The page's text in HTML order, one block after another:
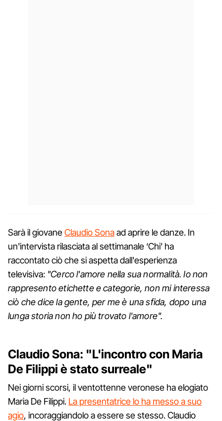
Sarà il giovaneClaudio Sonaad aprire le danze. In
un'intervista rilasciata al settimanale ‘Chi' ha
raccontato ciò che si aspetta dall'esperienza
televisiva: "Cerco l'amore nella sua normalità. Io non
rappresento etichette e categorie, non mi interessa
ciò che dice la gente, per me è una sfida, dopo una
lunga storia non ho più trovato l'amore".
Claudio Sona: "L'incontro con Maria
De Filippi è stato surreale"
Nei giorni scorsi, il ventottenne veronese ha elogiato
Maria De Filippi. La presentatrice lo ha messo a suo
agio, incoraggiandolo a essere se stesso. Claudio